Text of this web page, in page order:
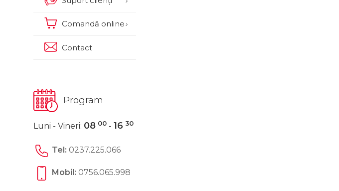
Comandă online›
Contact
Program
Luni - Vineri: 08 00 -16 30
Tel: 0237.225.066
Mobil: 0756.065.998